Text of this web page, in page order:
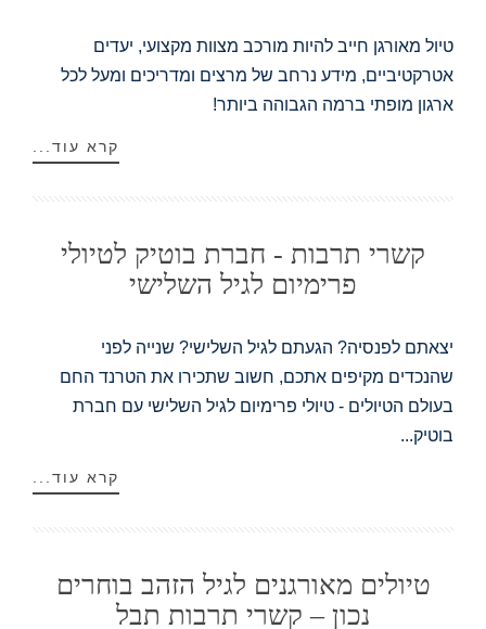
טיול מאורגן חייב להיות מורכב מצוות מקצועי, יעדים
אטרקטיביים, מידע נרחב של מרצים ומדריכים ומעל לכל
ארגון מופתי ברמה הגבוהה ביותר!
קרא עוד...
קשרי תרבות - חברת בוטיק לטיולי
פרימיום לגיל השלישי
יצאתם לפנסיה? הגעתם לגיל השלישי? שנייה לפני
שהנכדים מקיפים אתכם, חשוב שתכירו את הטרנד החם
בעולם הטיולים - טיולי פרימיום לגיל השלישי עם חברת
בוטיק...
קרא עוד...
טיולים מאורגנים לגיל הזהב בוחרים
נכון – קשרי תרבות תבל